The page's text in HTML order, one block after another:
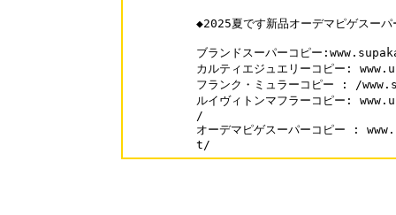
◆2025夏です新品オーデマピゲスーパ
ブランドスーパーコピー
カルティエジュエリーコピー:
フランク・ミュラーコピー : /
ルイヴィトンマフラーコピー:
/
オーデマピゲスーパーコピー :
t/